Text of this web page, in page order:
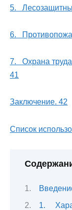
5.
6.
7. Охрана труда
41
Заключение. 42
Список
1.